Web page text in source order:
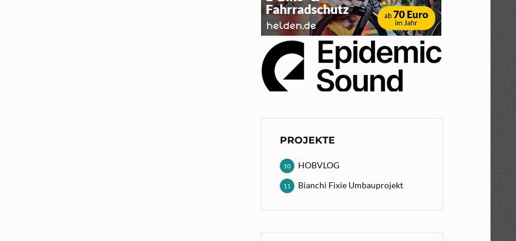
PROJEKTE
HOBVLOG
10
Bianchi Fixie Umbauprojekt
11